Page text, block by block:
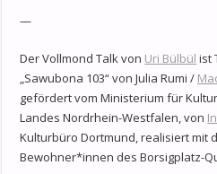
—
Der Vollmond Talk von Uri Bülbül ist
„Sawubona 103“ von Julia Rumi /
gefördert vom Ministerium für
Landes Nordrhein-Westfalen, von
Kulturbüro Dortmund, realisiert mit
Bewohner*innen des Borsigplatz-